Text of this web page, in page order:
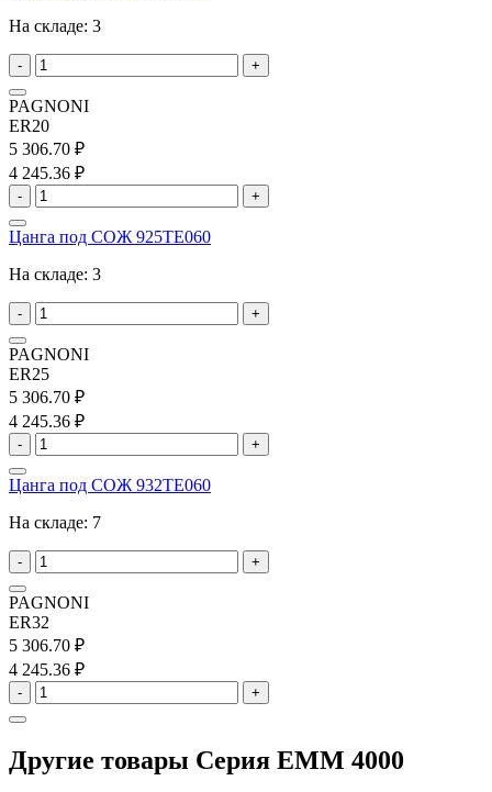
На складе: 3
- +
PAGNONI
ER20
5 306.70 ₽
4 245.36 ₽
- +
Цанга под СОЖ 925TE060
На складе: 3
- +
PAGNONI
ER25
5 306.70 ₽
4 245.36 ₽
- +
Цанга под СОЖ 932TE060
На складе: 7
- +
PAGNONI
ER32
5 306.70 ₽
4 245.36 ₽
- +
Другие товары Серия EMM 4000